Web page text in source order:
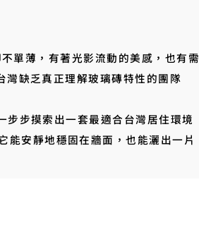
單薄，有著光影流動的美感，也有需
缺乏真正理解玻璃磚特性的團隊
步摸索出一套最適合台灣居住環境
能安靜地穩固在牆面，也能灑出一片